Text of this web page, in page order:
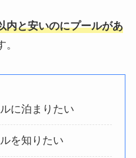
内と安いのにプールがあ
に泊まりたい
を知りたい